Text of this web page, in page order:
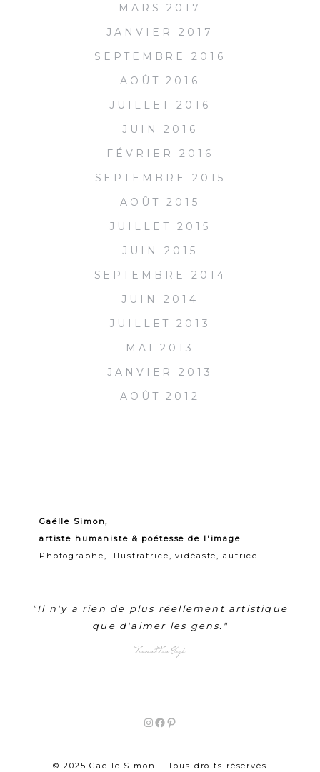
MARS 2017
JANVIER 2017
SEPTEMBRE 2016
AOÛT 2016
JUILLET 2016
JUIN 2016
FÉVRIER 2016
SEPTEMBRE 2015
AOÛT 2015
JUILLET 2015
JUIN 2015
SEPTEMBRE 2014
JUIN 2014
JUILLET 2013
MAI 2013
JANVIER 2013
AOÛT 2012
Gaëlle Simon,
artiste humaniste & poétesse de l'image
Photographe, illustratrice, vidéaste, autrice
"Il n'y a rien de plus réellement artistique
que d'aimer les gens."
Vincent Van Gogh
Instagram
Facebook
Pinterest
© 2025 Gaëlle Simon – Tous droits réservés